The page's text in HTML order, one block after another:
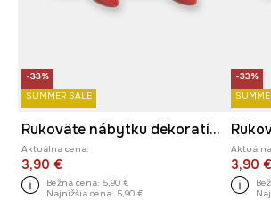
-33%
SUMMER SALE
Rukoväte nábytku dekoratívne vyrobené z porcelánu
Aktuálna cena:
3,90 €
Bežná cena: 5,90 €
Najnižšia cena: 5,90 €
-33%
3,90 €